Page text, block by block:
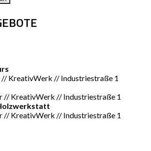
// KreativWerk // Industriestraße 1
// KreativWerk // Industriestraße 1
// KreativWerk // Industriestraße 1